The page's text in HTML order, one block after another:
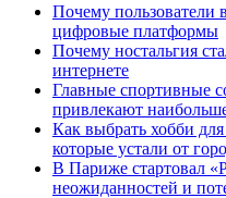
Почему пользователи
цифровые платформы
Почему ностальгия
интернете
Главные спортивные
привлекают
Как выбрать хобби
которые устали от
В Париже стартовал
неожиданностей и